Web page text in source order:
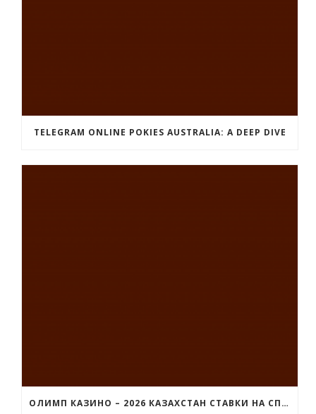
TELEGRAM ONLINE POKIES AUSTRALIA: A DEEP DIVE
ОЛИМП КАЗИНО – 2026 КАЗАХСТАН СТАВКИ НА СПОРТ И OLIMP CASINO